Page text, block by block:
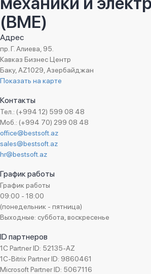
(BME)
Адрес
пр. Г. Алиева, 95.
Кавказ Бизнес Центр
Баку, AZ1029, Азербайджан
Показать на карте
Контакты
Тел.: (+994 12) 599 08 48
Моб.: (+994 70) 299 08 48
office@bestsoft.az
sales@bestsoft.az
hr@bestsoft.az
График работы
График работы
09:00 - 18:00
(понедельник - пятница)
Выходные: суббота, воскресенье
ID партнеров
1C Partner ID: 52135-AZ
1C-Bitrix Partner ID: 9860461
Microsoft Partner ID: 5067116